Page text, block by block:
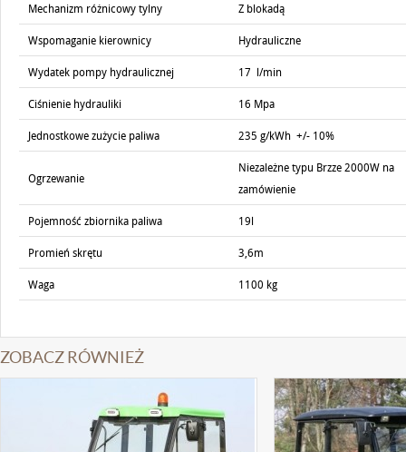
Mechanizm różnicowy tylny Z blokadą
Wspomaganie kierownicy Hydrauliczne
Wydatek pompy hydraulicznej 17 l/min
Ciśnienie hydrauliki 16 Mpa
Jednostkowe zużycie paliwa 235 g/kWh +/- 10%
Ogrzewanie
Niezależne typu Brzze 2000W na
zamówienie
Pojemność zbiornika paliwa 19l
Promień skrętu 3,6m
Waga 1100 kg
ZOBACZ RÓWNIEŻ